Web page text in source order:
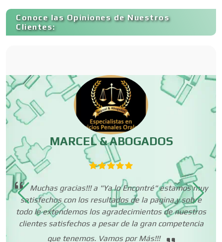
Contadores
Conversiones Automotrices
Cortinas, Persianas y Alfombras
Cremerías y Salchichonerías
Conoce las Opiniones de Nuestros
Clientes:
MARCEL & ABOGADOS
Muchas gracias!!! a "Ya lo Encontré" estamos muy
satisfechos con los resultados de la pagina y sobre
todo le extendemos los agradecimientos de nuestros
clientes satisfechos a pesar de la gran competencia
que tenemos. Vamos por Más!!!